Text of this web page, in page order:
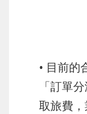
• 目前的
「訂單
取旅費